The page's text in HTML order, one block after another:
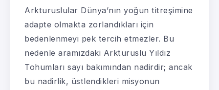
Arkturuslular Dünya’nın yoğun titreşimine
adapte olmakta zorlandıkları için
bedenlenmeyi pek tercih etmezler. Bu
nedenle aramızdaki Arkturuslu Yıldız
Tohumları sayı bakımından nadirdir; ancak
bu nadirlik, üstlendikleri misyonun